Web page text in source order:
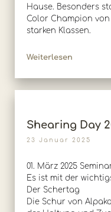
Hause. Besonders
Color Champion von
starken Klassen.
Weiterlesen
Shearing Day
23 Januar 2025
01. März 2025
Es ist mit der
Der Schertag
Die Schur von